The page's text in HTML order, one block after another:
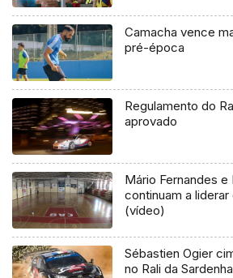
Camacha vence
pré-época
Regulamento do
aprovado
Mário Fernandes e
continuam a
(vídeo)
Sébastien Ogier
no Rali da Sardenha